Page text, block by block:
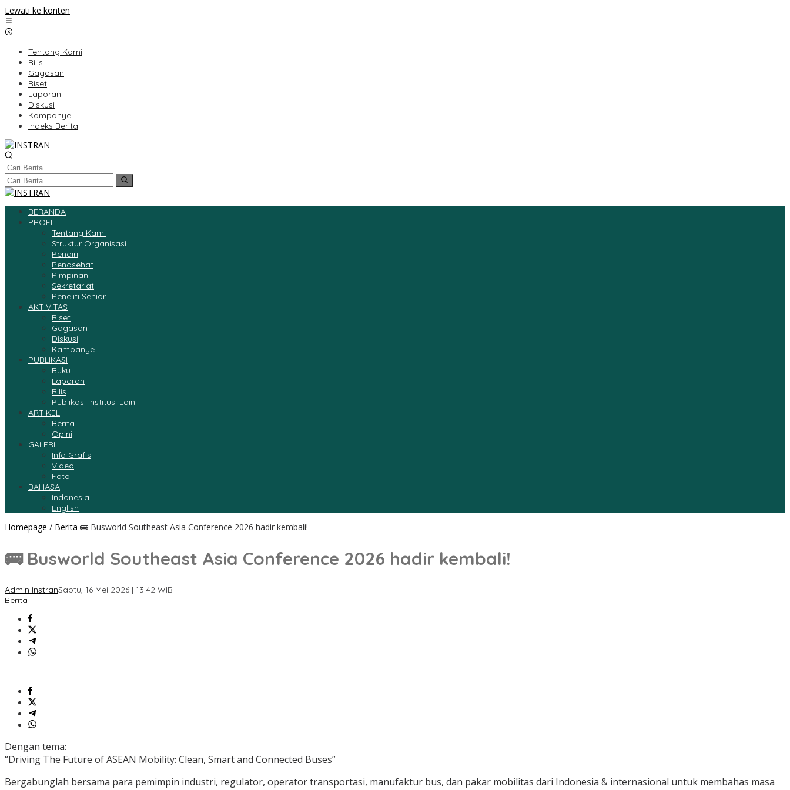
Lewati ke konten
Tentang Kami
Rilis
Gagasan
Riset
Laporan
Diskusi
Kampanye
Indeks Berita
BERANDA
PROFIL
Tentang Kami
Struktur Organisasi
Pendiri
Penasehat
Pimpinan
Sekretariat
Peneliti Senior
AKTIVITAS
Riset
Gagasan
Diskusi
Kampanye
PUBLIKASI
Buku
Laporan
Rilis
Publikasi Institusi Lain
ARTIKEL
Berita
Opini
GALERI
Info Grafis
Video
Foto
BAHASA
Indonesia
English
Homepage / Berita 🚌 Busworld Southeast Asia Conference 2026 hadir kembali!
🚌 Busworld Southeast Asia Conference 2026 hadir kembali!
Admin InstranSabtu, 16 Mei 2026 | 13:42 WIB
Berita
Dengan tema:
“Driving The Future of ASEAN Mobility: Clean, Smart and Connected Buses”
Bergabunglah bersama para pemimpin industri, regulator, operator transportasi, manufaktur bus, dan pakar mobilitas dari Indonesia & internasional untuk membahas masa